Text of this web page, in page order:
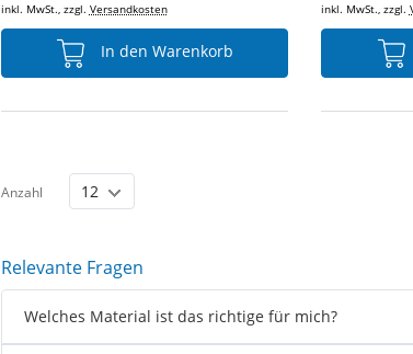
inkl. MwSt., zzgl. Versandkosten
In den Warenkorb
inkl. MwSt., zzgl.
Anzahl
Relevante Fragen
Welches Material ist das richtige für mich?